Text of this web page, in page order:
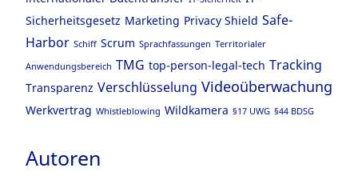
Sicherheitsgesetz Marketing Privacy Shield Safe-
Harbor Schiff Scrum Sprachfassungen Territorialer
Anwendungsbereich TMG top-person-legal-tech Tracking
Transparenz Verschlüsselung Videoüberwachung
Werkvertrag Whistleblowing Wildkamera §17 UWG §44 BDSG
Autoren